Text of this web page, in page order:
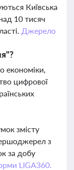
Київська
10 тисяч
Джерело
економіки,
цифрової
змісту
з
за добу
LIGA360.